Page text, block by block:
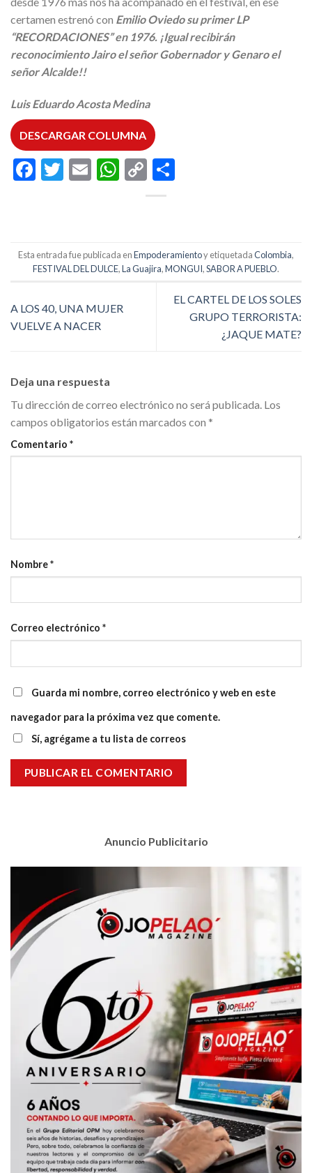
certamen estrenó con Emilio Oviedo su primer LP
“RECORDACIONES” en 1976. ¡Igual recibirán
reconocimiento Jairo el señor Gobernador y Genaro el
señor Alcalde!!
Luis Eduardo Acosta Medina
DESCARGAR COLUMNA
Facebook
Twitter
EmailWhatsApp
Copy
Link
Esta entrada fue publicada enEmpoderamientoy etiquetadaColombia,
FESTIVAL DEL DULCE,La Guajira,MONGUI,SABOR A PUEBLO.
A LOS 40, UNA MUJER
VUELVE A NACER
EL CARTEL DE LOS SOLES
GRUPO TERRORISTA:
¿JAQUE MATE?
Deja una respuesta
Tu dirección de correo electrónico no será publicada. Los
campos obligatorios están marcados con *
Comentario *
Nombre*
Correo electrónico *
Guarda mi nombre, correo electrónico y web en este
navegador para la próxima vez que comente.
Sí, agrégame a tu lista de correos
Anuncio Publicitario